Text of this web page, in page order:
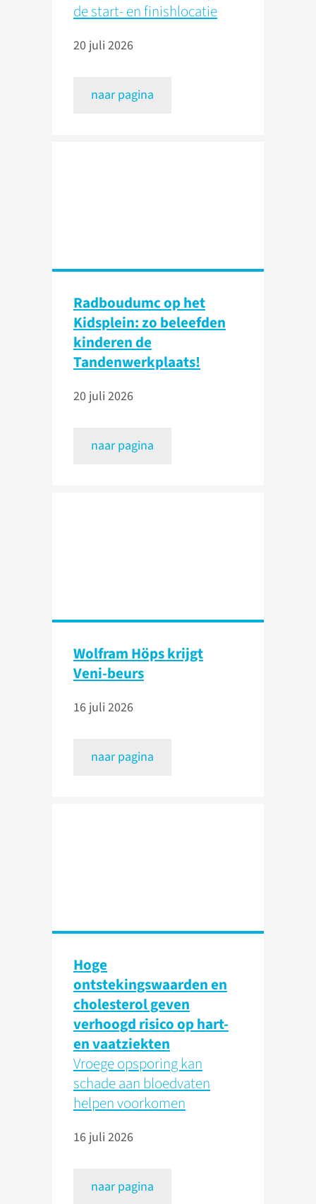
de start- en finishlocatie
20 juli 2026
naar pagina
Radboudumc op het
Kidsplein: zo beleefden
kinderen de
Tandenwerkplaats!
20 juli 2026
naar pagina
Wolfram Höps krijgt
Veni-beurs
16 juli 2026
naar pagina
Hoge
ontstekingswaarden en
cholesterol geven
verhoogd risico op hart-
en vaatziekten
Vroege opsporing kan
schade aan bloedvaten
helpen voorkomen
16 juli 2026
naar pagina